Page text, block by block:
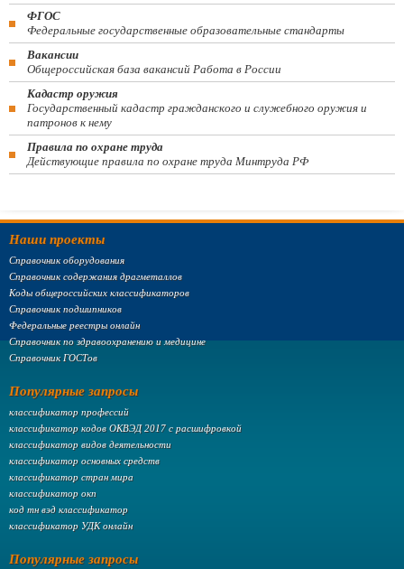
ФГОС
Федеральные государственные образовательные стандарты
Вакансии
Общероссийская база вакансий Работа в России
Кадастр оружия
Государственный кадастр гражданского и служебного оружия и
патронов к нему
Правила по охране труда
Действующие правила по охране труда Минтруда РФ
Наши проекты
Справочник оборудования
Справочник содержания драгметаллов
Коды общероссийских классификаторов
Справочник подшипников
Федеральные реестры онлайн
Справочник по здравоохранению и медицине
Справочник ГОСТов
Популярные запросы
классификатор профессий
классификатор кодов ОКВЭД 2017 с расшифровкой
классификатор видов деятельности
классификатор основных средств
классификатор стран мира
классификатор окп
код тн вэд классификатор
классификатор УДК онлайн
Популярные запросы